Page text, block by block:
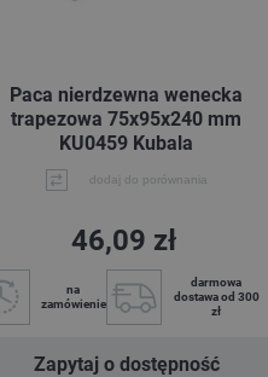
Paca nierdzewna wenecka
trapezowa 75x95x240 mm
KU0459 Kubala
dodaj do porównania
46,09 zł
na
zamówienie
darmowa
dostawa od 300
zł
Zapytaj o dostępność